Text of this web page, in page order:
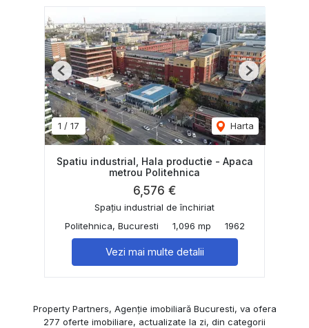
1 / 17 Harta
Previous Next
Spatiu industrial, Hala productie - Apaca
metrou Politehnica
6,576 €
Spațiu industrial de închiriat
Politehnica, Bucuresti
1,096 mp 1962
Vezi mai multe detalii
Property Partners, Agenție imobiliară Bucuresti, va ofera
277 oferte imobiliare, actualizate la zi, din categorii